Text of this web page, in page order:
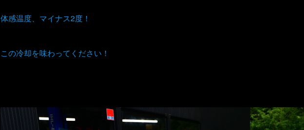
体感温度、マイナス2度！
この冷却を味わってください！